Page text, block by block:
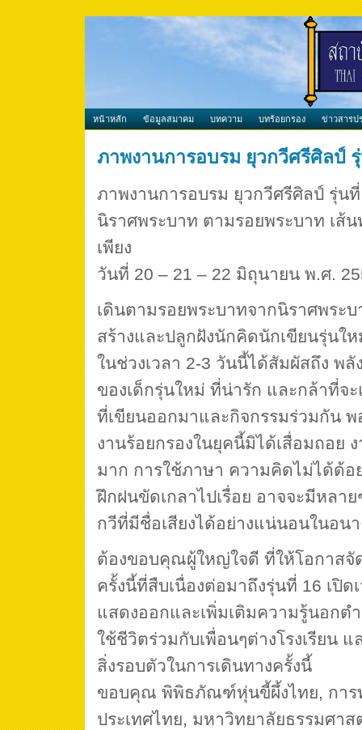
หน้าหลัก ข้อมูลสมาคม บทความ บทร้อยกรอง ข่าวสารป
ภาพงานการอบรม ยุวกวีศรีศิลป์
ภาพงานการอบรม ยุวกวีศรีศิลป์ รุ่น
นิราศพระบาท ตามรอยพระบาท เส้
เพียง
วันที่ 20 – 21 – 22 มิถุนายน พ.ศ.
เดินตามรอยพระบาทจากนิราศพระ
สร้างและปลูกฝังนักคิดนักเขียนรุ่นใ
ในช่วงเวลา 2-3 วันนี้ได้สัมผัสถึง พ
ของเด็กรุ่นใหม่ ที่น่ารัก และกล้าที่จ
ที่เขียนออกมาและกิจกรรมร่วมกัน พ
งานร้อยกรองในยุคนี้มิได้เสื่อมถอย
มาก การใช้ภาษา ความคิดไม่ได้ด้อ
ฝึกฝนขัดเกลาไปเรื่อย อาจจะมีหลา
กวีที่มีชื่อเสียงได้อย่างแน่นอนในอน
ต้องขอบคุณผู้ใหญ่ใจดี ที่ให้โอกาสจั
ครั้งนี้ที่สืบเนื่องต่อมาถึงรุ่นที่ 16 เปิด
แสดงออกและเพิ่มเติมความรู้นอกต
ใช้ชีวิตร่วมกับเพื่อนๆต่างโรงเรียน แ
สิ่งรอบตัวในการเดินทางครั้งนี้
ขอบคุณ พิพิธภัณฑ์หุ่นขี้ผึ้งไทย, การ
ประเทศไทย, มหาวิทยาลัยธรรมศา